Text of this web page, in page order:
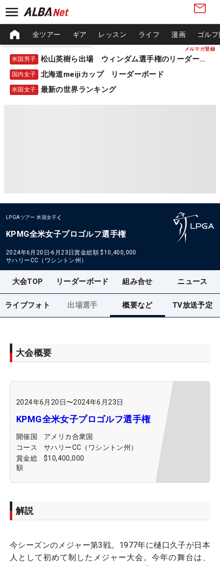
メルマガ登録
全ツアー ギア レッスン ライフ 漫画 ゴル
米国男子 松山英樹ら出場 ウィンダム選手権のリーダーボード
国内女子 北海道meijiカップ リーダーボード
米国女子 最新の世界ランキング
LPGAツアー 米国女子
KPMG全米女子プロゴルフ選手権
2024年6月20日-6月23日賞金総額 $10,400,000
サハリーCC（ワシントン州）
大会TOP リーダーボード 組み合せ ニュース
ライブフォト 出場選手 概要など TV放送予定
大会概要
2024年6月20日〜2024年6月23日
KPMG全米女子プロゴルフ選手権
開催国
アメリカ合衆国
コース
サハリーCC（ワシントン州）
賞金総
額
$10,400,000
解説
今シーズンのメジャー第3戦。1977年に樋口久子が日本
人として初めて制したメジャー大会。今年の舞台は、